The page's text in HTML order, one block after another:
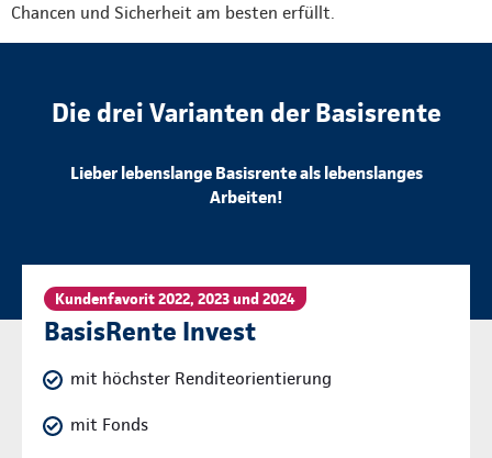
Chancen und Sicherheit am besten erfüllt.
Die drei Varianten der Basisrente
Lieber lebenslange Basisrente als lebenslanges
Arbeiten!
Kundenfavorit 2022, 2023 und 2024
BasisRente Invest
mit höchster Renditeorientierung
mit Fonds